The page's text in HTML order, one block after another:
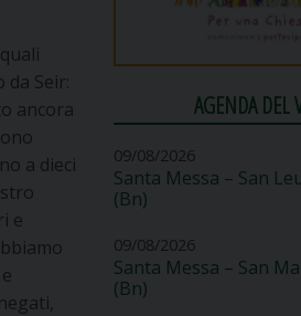
Seir:
ancora
a dieci
e
AGENDA DEL
09/08/2026
Santa Messa – San
(Bn)
09/08/2026
Santa Messa – San
(Bn)